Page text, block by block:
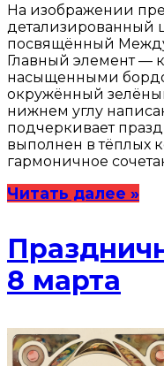
На изображении
детализированный
посвящённый
Главный элемент —
насыщенными
окружённый
нижнем углу
подчеркивает
выполнен в тёплых
гармоничное
Читать далее »
8 марта